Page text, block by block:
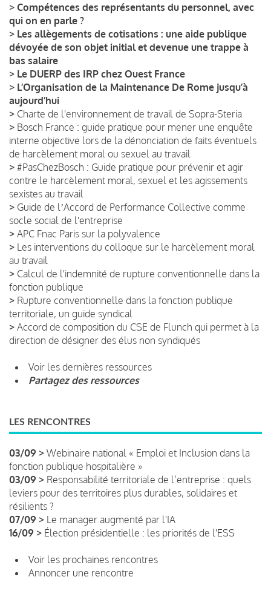
> Compétences des représentants du personnel, avec
qui on en parle ?
> Les allègements de cotisations : une aide publique
dévoyée de son objet initial et devenue une trappe à
bas salaire
> Le DUERP des IRP chez Ouest France
> L’Organisation de la Maintenance De Rome jusqu’à
aujourd’hui
> Charte de l'environnement de travail de Sopra-Steria
> Bosch France : guide pratique pour mener une enquête
interne objective lors de la dénonciation de faits éventuels
de harcèlement moral ou sexuel au travail
> #PasChezBosch : Guide pratique pour prévenir et agir
contre le harcèlement moral, sexuel et les agissements
sexistes au travail
> Guide de lʼAccord de Performance Collective comme
socle social de l'entreprise
> APC Fnac Paris sur la polyvalence
> Les interventions du colloque sur le harcèlement moral
au travail
> Calcul de l'indemnité de rupture conventionnelle dans la
fonction publique
> Rupture conventionnelle dans la fonction publique
territoriale, un guide syndical
> Accord de composition du CSE de Flunch qui permet à la
direction de désigner des élus non syndiqués
Voir les dernières ressources
Partagez des ressources
LES RENCONTRES
03/09 > Webinaire national « Emploi et Inclusion dans la
fonction publique hospitalière »
03/09 > Responsabilité territoriale de l’entreprise : quels
leviers pour des territoires plus durables, solidaires et
résilients ?
07/09 > Le manager augmenté par l'IA
16/09 > Élection présidentielle : les priorités de l'ESS
Voir les prochaines rencontres
Annoncer une rencontre